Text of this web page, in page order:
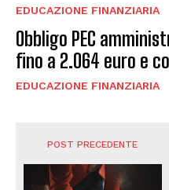
EDUCAZIONE FINANZIARIA
Obbligo PEC
fino a 2.064 euro e
EDUCAZIONE FINANZIARIA
POST PRECEDENTE